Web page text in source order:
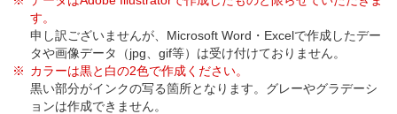
す。
申し訳ございませんが、Microsoft Word・Excelで作成したデー
タや画像データ（jpg、gif等）は受け付けておりません。
カラーは黒と白の2色で作成ください。
黒い部分がインクの写る箇所となります。グレーやグラデーシ
ョンは作成できません。